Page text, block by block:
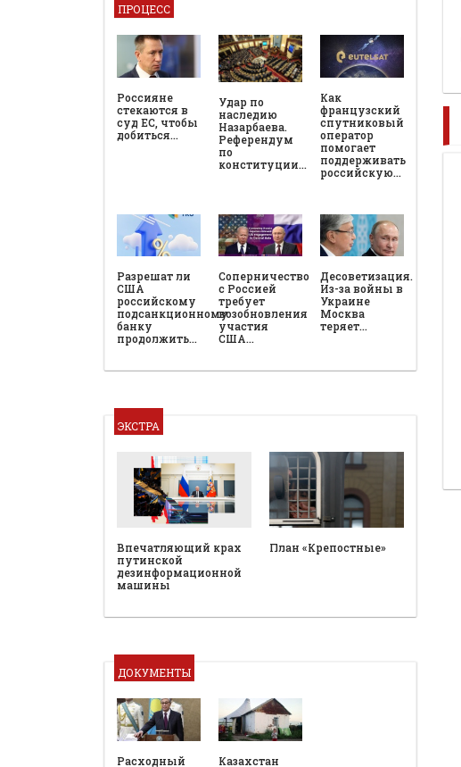
ПРОЦЕСС
Россияне
стекаются в
суд ЕС, чтобы
добиться…
Удар по
наследию
Назарбаева.
Референдум
по
конституции…
Как
французский
спутниковый
оператор
помогает
поддерживать
российскую…
Разрешат ли
США
российскому
подсанкционному
банку
продолжить…
Соперничество
с Россией
требует
возобновления
участия
США…
Десоветизация.
Из-за войны в
Украине
Москва
теряет…
ЭКСТРА
Впечатляющий крах
путинской
дезинформационной
машины
План «Крепостные»
ДОКУМЕНТЫ
Расходный
Казахстан